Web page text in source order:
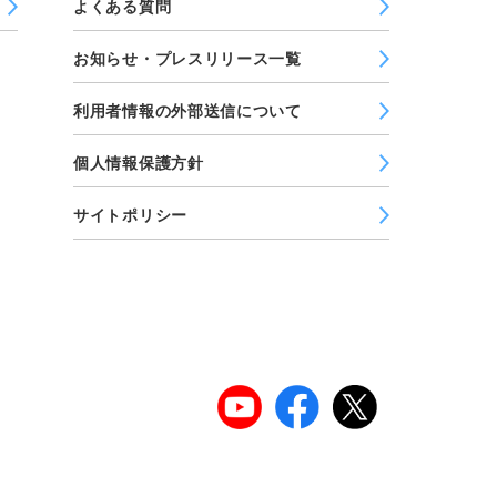
よくある質問
お知らせ・プレスリリース一覧
利用者情報の外部送信について
個人情報保護方針
サイトポリシー